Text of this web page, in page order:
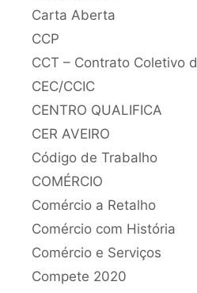
Carta Aberta
CCP
CCT – Contrato Coletivo
CEC/CCIC
CENTRO QUALIFICA
CER AVEIRO
Código de Trabalho
COMÉRCIO
Comércio a Retalho
Comércio com História
Comércio e Serviços
Compete 2020